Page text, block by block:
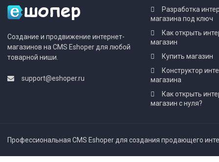
Создание и продвижение интернет-
магазинов на CMS Eshoper для любой
товарной ниши.
support@eshoper.ru
Разработка
магазина под ключ
Как открыть
магазин
Купить магазин
Конструктор
магазина
Как открыть
магазин с нуля?
Профессиональная CMS Eshoper для создания продающего